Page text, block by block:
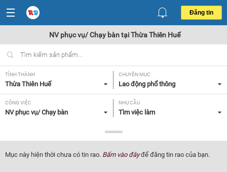
Đăng tin
NV phục vụ/ Chạy bàn tại Thừa Thiên Huế
TỈNH THÀNH
Thừa Thiên Huế
CHUYÊN MỤC
Lao động phổ thông
CÔNG VIỆC
NV phục vụ/ Chạy bàn
NHU CẦU
Tìm việc làm
Tất cả
Mục này hiện thời chưa có tin rao. Bấm vào đâyđể đăng tin rao của bạn.